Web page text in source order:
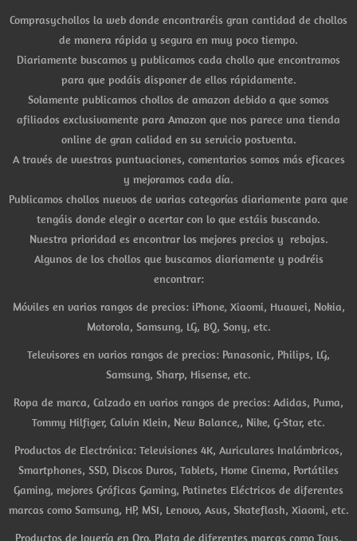
Comprasychollos la web donde encontraréis gran cantidad de chollos
de manera rápida y segura en muy poco tiempo.
Diariamente buscamos y publicamos cada chollo que encontramos
para que podáis disponer de ellos rápidamente.
Solamente publicamos chollos de amazon debido a que somos
afiliados exclusivamente para Amazon que nos parece una tienda
online de gran calidad en su servicio postventa.
A través de vuestras puntuaciones, comentarios somos más eficaces
y mejoramos cada día.
Publicamos chollos nuevos de varias categorías diariamente para que
tengáis donde elegir o acertar con lo que estáis buscando.
Nuestra prioridad es encontrar los mejores precios y rebajas.
Algunos de los chollos que buscamos diariamente y podréis
encontrar:
Móviles en varios rangos de precios: iPhone, Xiaomi, Huawei, Nokia,
Motorola, Samsung, LG, BQ, Sony, etc.
Televisores en varios rangos de precios: Panasonic, Philips, LG,
Samsung, Sharp, Hisense, etc.
Ropa de marca, Calzado en varios rangos de precios: Adidas, Puma,
Tommy Hilfiger, Calvin Klein, New Balance,, Nike, G-Star, etc.
Productos de Electrónica: Televisiones 4K, Auriculares Inalámbricos,
Smartphones, SSD, Discos Duros, Tablets, Home Cinema, Portátiles
Gaming, mejores Gráficas Gaming, Patinetes Eléctricos de diferentes
marcas como Samsung, HP, MSI, Lenovo, Asus, Skateflash, Xiaomi, etc.
Productos de Joyería en Oro, Plata de diferentes marcas como Tous,